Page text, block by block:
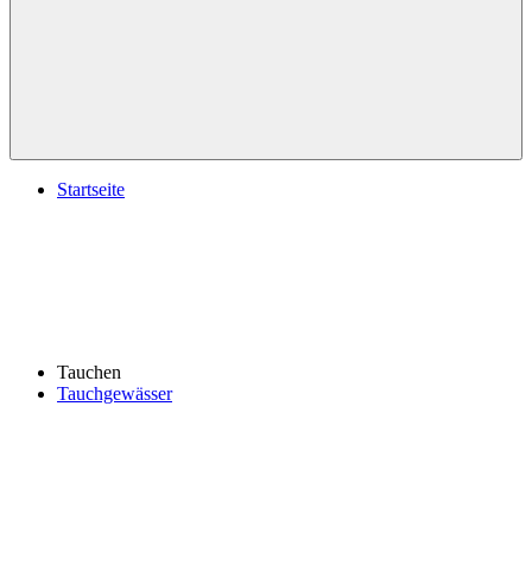
Startseite
Tauchen
Tauchgewässer